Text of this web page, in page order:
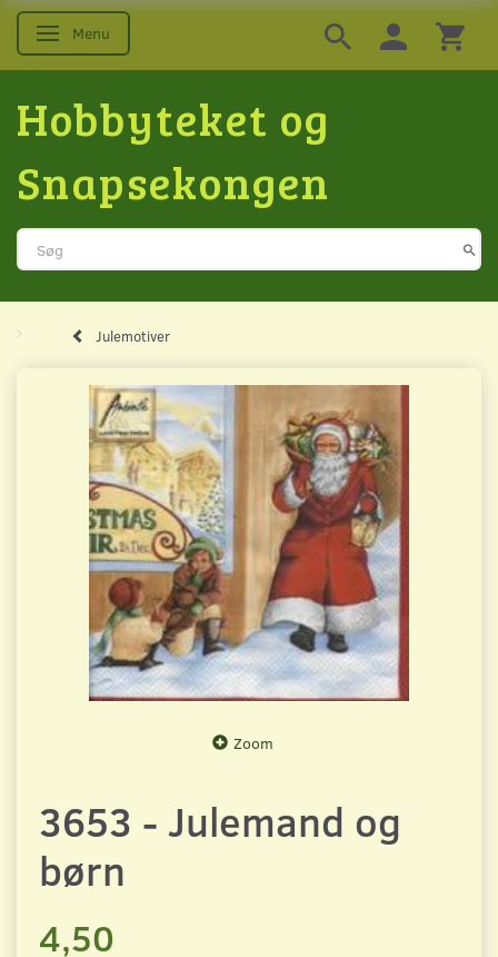
Skifte navigation
Menu
Hobbyteket og
Snapsekongen
Julemotiver
Zoom
3653 - Julemand og
børn
4,50